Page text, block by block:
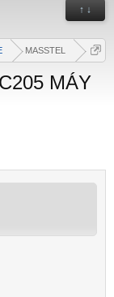
↑ ↓
MASSTEL
MÁY